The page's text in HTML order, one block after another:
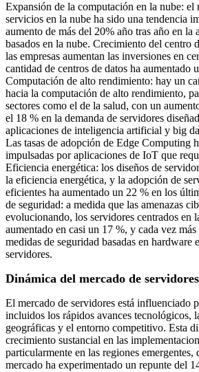
Expansión de la computación en la nube:
servicios en la nube ha sido una tendencia
aumento de más del 20% año tras año en la
basados ​​en la nube. Crecimiento del centro
las empresas aumentan las inversiones en
cantidad de centros de datos ha aumentado
Computación de alto rendimiento: hay un
hacia la computación de alto rendimiento,
sectores como el de la salud, con un
el 18 % en la demanda de servidores
aplicaciones de inteligencia artificial y big
Las tasas de adopción de Edge Computing
impulsadas por aplicaciones de IoT que
Eficiencia energética: los diseños de
la eficiencia energética, y la adopción de
eficientes ha aumentado un 22 % en los
de seguridad: a medida que las amenazas
evolucionando, los servidores centrados en
aumentado en casi un 17 %, y cada vez más
medidas de seguridad basadas en hardware
servidores.
Dinámica del mercado de servidores
El mercado de servidores está influenciado
incluidos los rápidos avances tecnológicos,
geográficas y el entorno competitivo. Esta
crecimiento sustancial en las
particularmente en las regiones
mercado ha experimentado un repunte del